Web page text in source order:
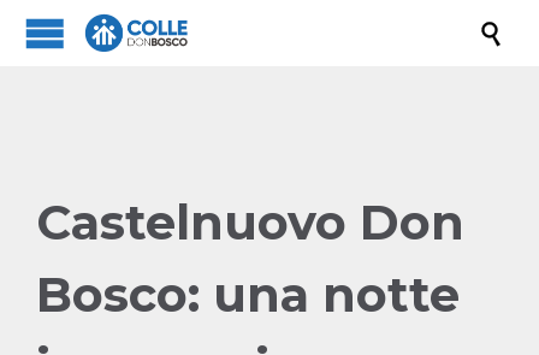

Castelnuovo Don
Bosco: una notte